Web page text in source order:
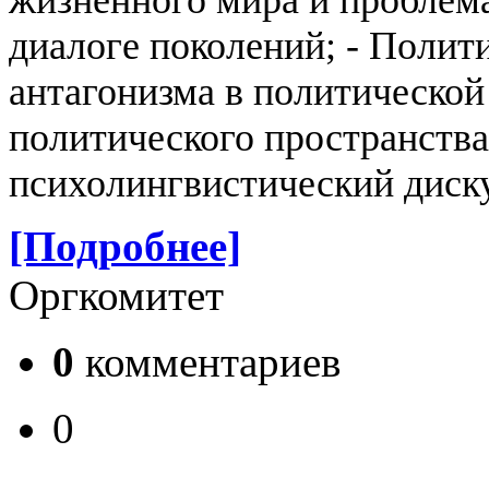
диалоге поколений; -
антагонизма в
политического
психолингвистический
[Подробнее]
Оргкомитет
0 комментариев
0